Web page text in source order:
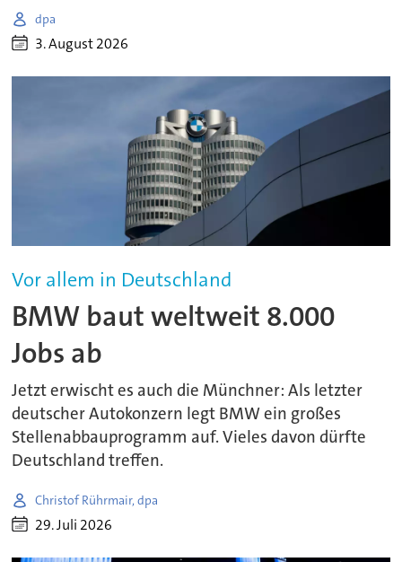
dpa
3. August 2026
Vor allem in Deutschland
BMW baut weltweit 8.000
Jobs ab
Jetzt erwischt es auch die Münchner: Als letzter
deutscher Autokonzern legt BMW ein großes
Stellenabbauprogramm auf. Vieles davon dürfte
Deutschland treffen.
Christof Rührmair, dpa
29. Juli 2026